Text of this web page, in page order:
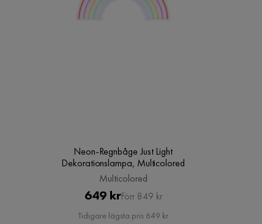
Neon-Regnbåge Just Light
Dekorationslampa, Multicolored
Multicolored
Pris
649 krOriginal
Pris
Förr 849 kr
Tidigare lägsta pris 649 kr